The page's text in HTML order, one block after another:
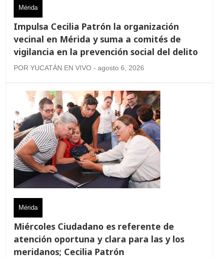
Mérida
Impulsa Cecilia Patrón la organización
vecinal en Mérida y suma a comités de
vigilancia en la prevención social del delito
POR YUCATÁN EN VIVO - agosto 6, 2026
Mérida
Miércoles Ciudadano es referente de
atención oportuna y clara para las y los
meridanos; Cecilia Patrón